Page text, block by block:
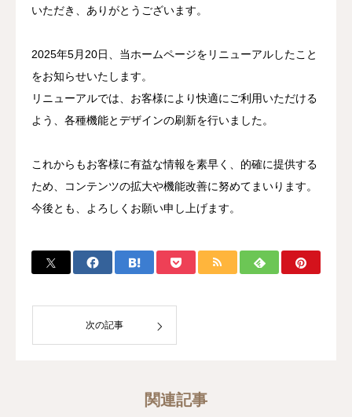
いただき、ありがとうございます。
2025年5月20日、当ホームページをリニューアルしたこと
をお知らせいたします。
リニューアルでは、お客様により快適にご利用いただける
よう、各種機能とデザインの刷新を行いました。
これからもお客様に有益な情報を素早く、的確に提供する
ため、コンテンツの拡大や機能改善に努めてまいります。
今後とも、よろしくお願い申し上げます。
次の記事
関連記事